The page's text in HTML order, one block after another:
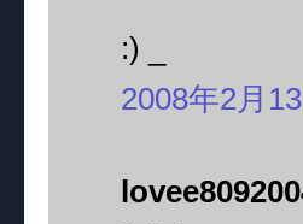
:) _
2008年2月